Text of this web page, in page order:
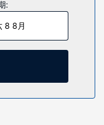
名牌洗护用品。便利
保险箱和独立的起居
:
8 8月